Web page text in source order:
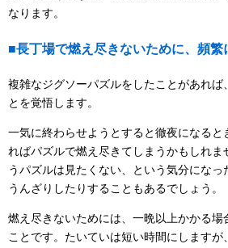
なります。
■長丁場で燃え尽きないために、頻繁
複雑なジグソーパズルをしたことがあれば
とを覚悟します。
一気に終わらせようとすると徹夜になると
ればパズルで燃え尽きてしまうかもしれま
うパズルは見たくない、という気分になっ
うんざりしたりすることもあるでしょう。
燃え尽きないためには、一晩以上かかる場
ことです。たいていは短い時間にしますが